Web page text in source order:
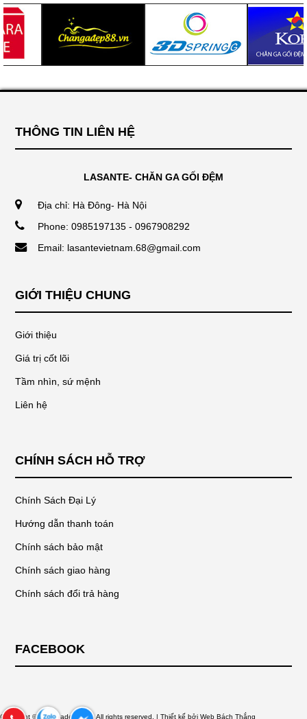
THÔNG TIN LIÊN HỆ
LASANTE- CHĂN GA GỐI ĐỆM
Địa chỉ: Hà Đông- Hà Nội
Phone: 0985197135 - 0967908292
Email: lasantevietnam.68@gmail.com
GIỚI THIỆU CHUNG
Giới thiệu
Giá trị cốt lõi
Tầm nhìn, sứ mệnh
Liên hệ
CHÍNH SÁCH HỖ TRỢ
Chính Sách Đại Lý
Hướng dẫn thanh toán
Chính sách bảo mật
Chính sách giao hàng
Chính sách đổi trả hàng
FACEBOOK
Copyright © Changadep88.vn All rights reserved. | Thiết kế bởi Web Bách Thắng